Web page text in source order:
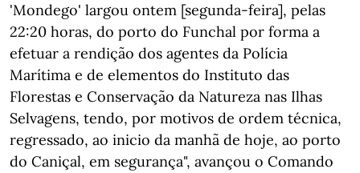
'Mondego' largou ontem [segunda-feira], pelas
22:20 horas, do porto do Funchal por forma a
efetuar a rendição dos agentes da Polícia
Marítima e de elementos do Instituto das
Florestas e Conservação da Natureza nas Ilhas
Selvagens, tendo, por motivos de ordem técnica,
regressado, ao inicio da manhã de hoje, ao porto
do Caniçal, em segurança", avançou o Comando